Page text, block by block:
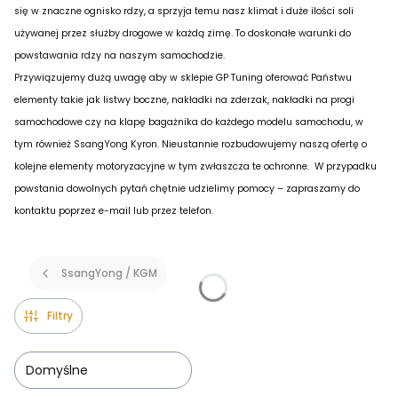
się w znaczne ognisko rdzy, a sprzyja temu nasz klimat i duże ilości soli
używanej przez służby drogowe w każdą zimę. To doskonałe warunki do
powstawania rdzy na naszym samochodzie.
Przywiązujemy dużą uwagę aby w sklepie GP Tuning oferować Państwu
elementy takie jak listwy boczne, nakładki na zderzak, nakładki na progi
samochodowe czy na klapę bagażnika do każdego modelu samochodu, w
tym również SsangYong Kyron. Nieustannie rozbudowujemy naszą ofertę o
kolejne elementy motoryzacyjne w tym zwłaszcza te ochronne. W przypadku
powstania dowolnych pytań chętnie udzielimy pomocy – zapraszamy do
kontaktu poprzez e-mail lub przez telefon.
SsangYong / KGM
Filtry
Domyślne